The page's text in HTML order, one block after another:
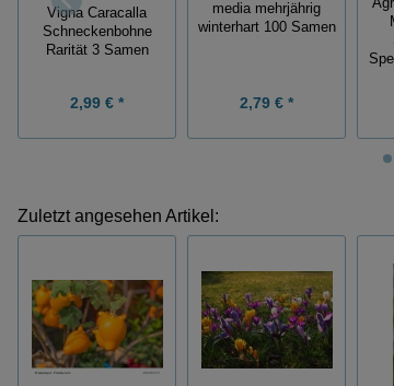
Vigna Caracalla
Schneckenbohne
Rarität 3 Samen
2,99 € *
media mehrjährig
winterhart 100 Samen
2,79 € *
Zuletzt angesehen Artikel: